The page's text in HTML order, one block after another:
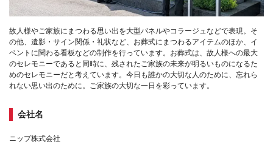
故人様やご家族にまつわる思い出を大型パネルやコラージュなどで表現。そ
の他、遺影・サイン関係・礼状など、お葬式にまつわるアイテムのほか、イ
ベントに関わる看板などの制作を行っています。お葬式は、故人様への最大
のセレモニーであると同時に、残されたご家族の未来が明るいものになるた
めのセレモニーだと考えています。今日も誰かの大切な人のために、忘れら
れない思い出のために。ご家族の大切な一日を彩っています。
会社名
ニップ株式会社